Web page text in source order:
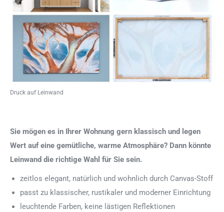
Druck auf Leinwand
Sie mögen es in Ihrer Wohnung gern klassisch und legen
Wert auf eine gemütliche, warme Atmosphäre? Dann könnte
Leinwand die richtige Wahl für Sie sein.
zeitlos elegant, natürlich und wohnlich durch Canvas-Stoff
passt zu klassischer, rustikaler und moderner Einrichtung
leuchtende Farben, keine lästigen Reflektionen